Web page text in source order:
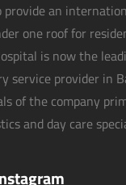
an
one roof for
is now the
service provider in
of the company
and day care